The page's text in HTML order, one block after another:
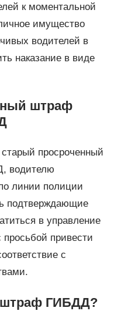
к моментальной
имущество
водителей в
наказание в виде
штраф
просроченный
водителю
линии полиции
подтверждающие
в управление
привести
с
штраф ГИБДД?